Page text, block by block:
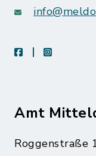
facebookinstagram
Amt
Roggenstraße